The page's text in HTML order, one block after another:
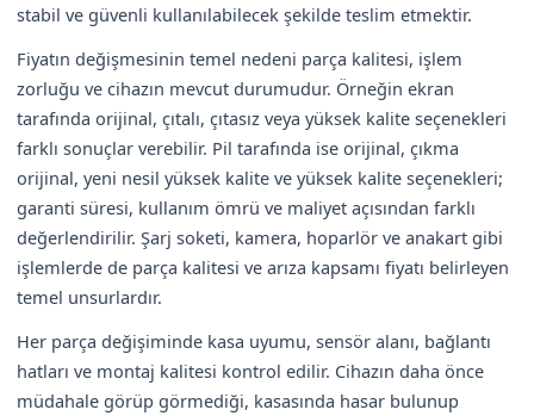
stabil ve güvenli kullanılabilecek şekilde teslim etmektir.
Fiyatın değişmesinin temel nedeni parça kalitesi, işlem
zorluğu ve cihazın mevcut durumudur. Örneğin ekran
tarafında orijinal, çıtalı, çıtasız veya yüksek kalite seçenekleri
farklı sonuçlar verebilir. Pil tarafında ise orijinal, çıkma
orijinal, yeni nesil yüksek kalite ve yüksek kalite seçenekleri;
garanti süresi, kullanım ömrü ve maliyet açısından farklı
değerlendirilir. Şarj soketi, kamera, hoparlör ve anakart gibi
işlemlerde de parça kalitesi ve arıza kapsamı fiyatı belirleyen
temel unsurlardır.
Her parça değişiminde kasa uyumu, sensör alanı, bağlantı
hatları ve montaj kalitesi kontrol edilir. Cihazın daha önce
müdahale görüp görmediği, kasasında hasar bulunup